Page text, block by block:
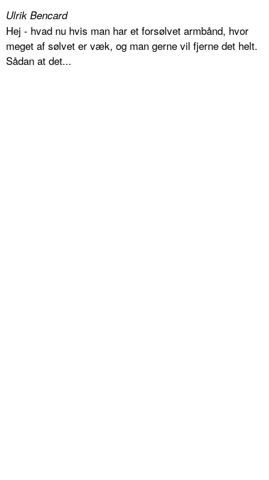
Ulrik Bencard
Hej - hvad nu hvis man har et forsølvet armbånd, hvor
meget af sølvet er væk, og man gerne vil fjerne det helt.
Sådan at det...